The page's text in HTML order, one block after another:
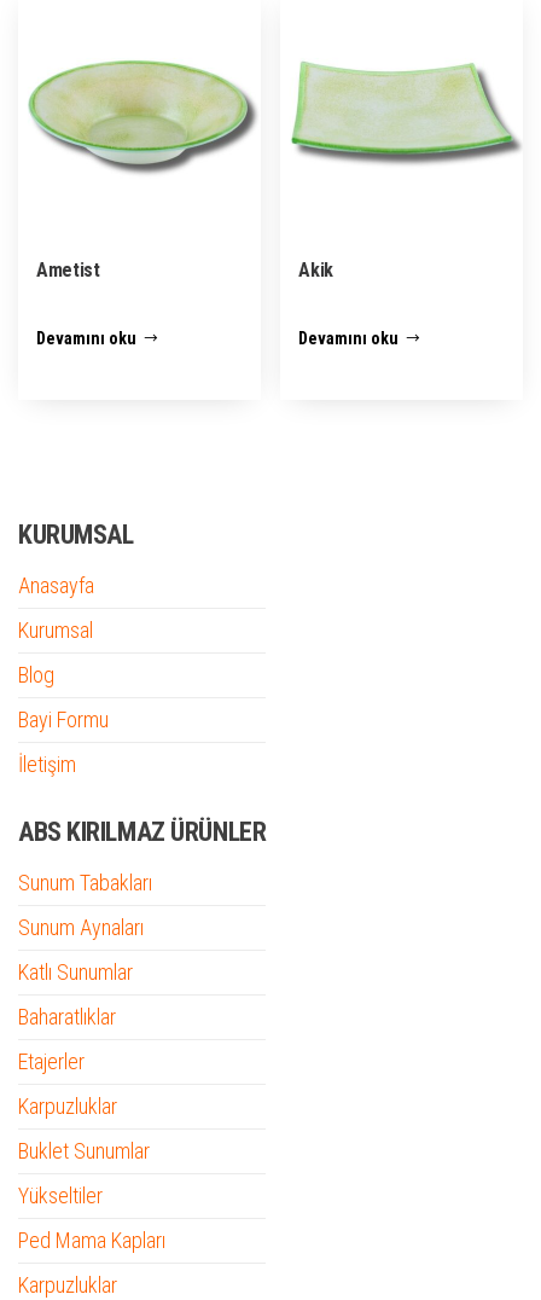
Ametist
Devamını oku
Akik
Devamını oku
KURUMSAL
Anasayfa
Kurumsal
Blog
Bayi Formu
İletişim
ABS KIRILMAZ ÜRÜNLER
Sunum Tabakları
Sunum Aynaları
Katlı Sunumlar
Baharatlıklar
Etajerler
Karpuzluklar
Buklet Sunumlar
Yükseltiler
Ped Mama Kapları
Karpuzluklar